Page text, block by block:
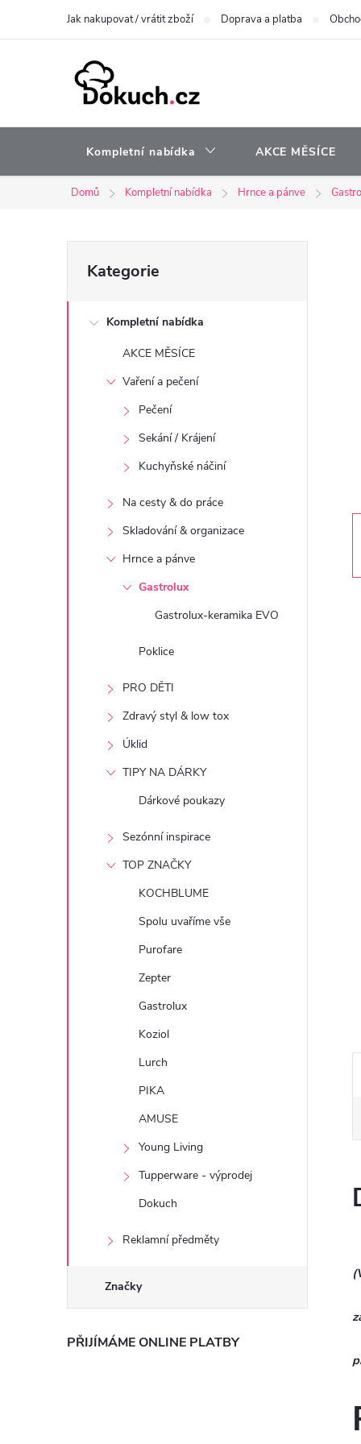
Jak nakupovat / vrátit zboží Doprava a platba
Kompletní nabídka AKCE MĚSÍCE
Domů Kompletní nabídka Hrnce a pánve
o
kategorie
Kategorie
Kompletní nabídka
AKCE MĚSÍCE
Vaření a pečení
Pečení
Sekání / Krájení
Kuchyňské náčiní
Na cesty & do práce
Skladování & organizace
Hrnce a pánve
Gastrolux
Gastrolux-keramika EVO
Poklice
PRO DĚTI
Zdravý styl & low tox
Úklid
TIPY NA DÁRKY
Dárkové poukazy
Sezónní inspirace
TOP ZNAČKY
KOCHBLUME
Spolu uvaříme vše
Purofare
Zepter
Gastrolux
Koziol
Lurch
PIKA
AMUSE
Young Living
Tupperware - výprodej
Dokuch
Reklamní předměty
Značky
PŘIJÍMÁME ONLINE PLATBY